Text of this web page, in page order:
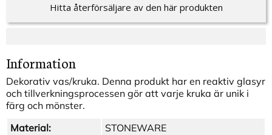
Hitta återförsäljare av den här produkten
Information
Dekorativ vas/kruka. Denna produkt har en reaktiv glasyr
och tillverkningsprocessen gör att varje kruka är unik i
färg och mönster.
Material:
STONEWARE